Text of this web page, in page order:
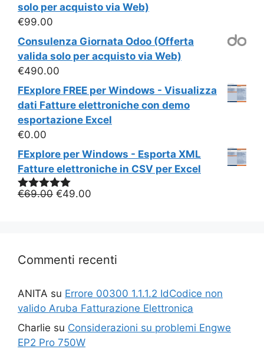
solo per acquisto via Web)
€99.00
Consulenza Giornata Odoo (Offerta
valida solo per acquisto via Web)
€490.00
FExplore FREE per Windows - Visualizza
dati Fatture elettroniche con demo
esportazione Excel
€0.00
FExplore per Windows - Esporta XML
Fatture elettroniche in CSV per Excel
Valutato
€69.00 Il
€49.00
Commenti recenti
ANITA su Errore 00300 1.1.1.2 IdCodice non
valido Aruba Fatturazione Elettronica
Charlie su Considerazioni su problemi Engwe
EP2 Pro 750W